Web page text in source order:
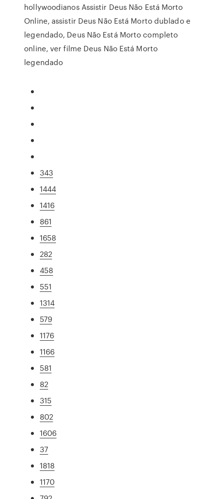
hollywoodianos Assistir Deus Não Está Morto
Online, assistir Deus Não Está Morto dublado e
legendado, Deus Não Está Morto completo
online, ver filme Deus Não Está Morto
legendado
343
1444
1416
861
1658
282
458
551
1314
579
1176
1166
581
82
315
802
1606
37
1818
1170